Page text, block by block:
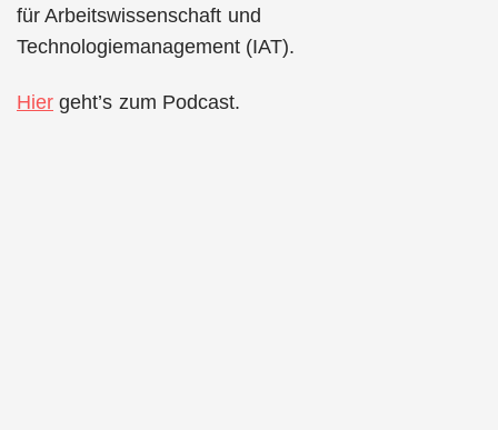
für Arbeitswissenschaft und
Technologiemanagement (IAT).
Hier geht’s zum Podcast.